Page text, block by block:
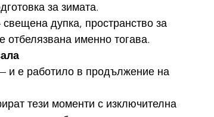
за зимата.
дупка, пространство за
именно тогава.
и е работило в продължение на
тези моменти с изключителна